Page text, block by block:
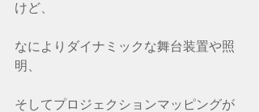
けど、
なによりダイナミックな舞台装置や照
明、
そしてプロジェクションマッピングが